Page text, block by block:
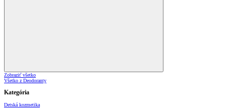
Zobraziť všetko
Všetko z Deodoranty
Kategória
Detská kozmetika